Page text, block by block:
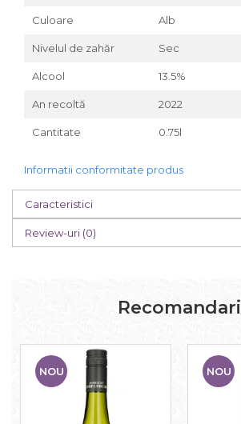
Culoare Alb
Nivelul de zahăr Sec
Alcool 13.5%
An recoltă 2022
Cantitate 0.75l
Informatii conformitate produs
Caracteristici
Review-uri (0)
Recomandari
NOU NOU